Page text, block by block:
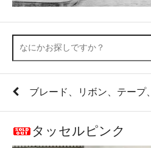
ブレード、リボン、テープ
タッセルピンク